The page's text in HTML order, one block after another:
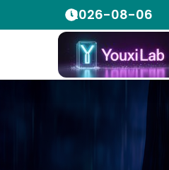
2026-08-06